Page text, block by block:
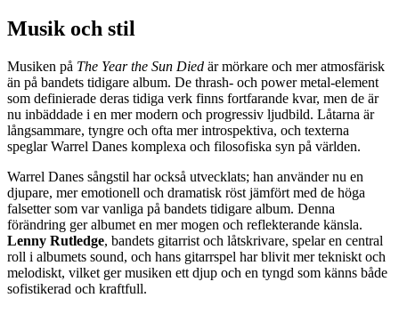
Musik och stil
Musiken på The Year the Sun Died är mörkare och mer atmosfärisk
än på bandets tidigare album. De thrash- och power metal-element
som definierade deras tidiga verk finns fortfarande kvar, men de är
nu inbäddade i en mer modern och progressiv ljudbild. Låtarna är
långsammare, tyngre och ofta mer introspektiva, och texterna
speglar Warrel Danes komplexa och filosofiska syn på världen.
Warrel Danes sångstil har också utvecklats; han använder nu en
djupare, mer emotionell och dramatisk röst jämfört med de höga
falsetter som var vanliga på bandets tidigare album. Denna
förändring ger albumet en mer mogen och reflekterande känsla.
Lenny Rutledge, bandets gitarrist och låtskrivare, spelar en central
roll i albumets sound, och hans gitarrspel har blivit mer tekniskt och
melodiskt, vilket ger musiken ett djup och en tyngd som känns både
sofistikerad och kraftfull.